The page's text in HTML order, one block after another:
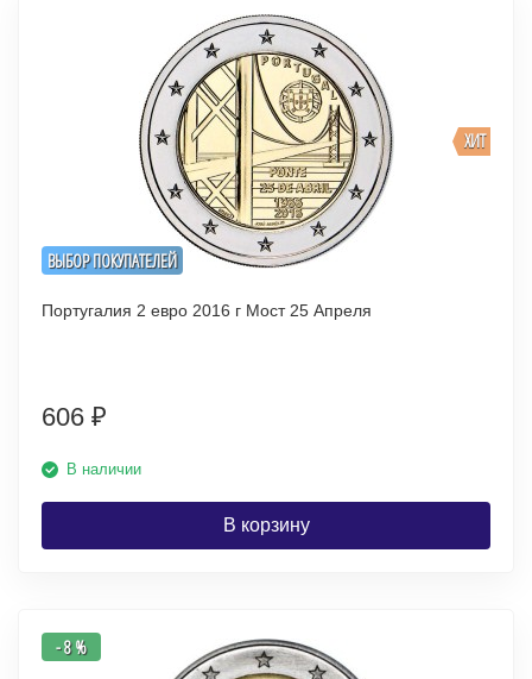
ВЫБОР ПОКУПАТЕЛЕЙ
ХИТ
Португалия 2 евро 2016 г Мост 25 Апреля
606 ₽
В наличии
В корзину
- 8 %